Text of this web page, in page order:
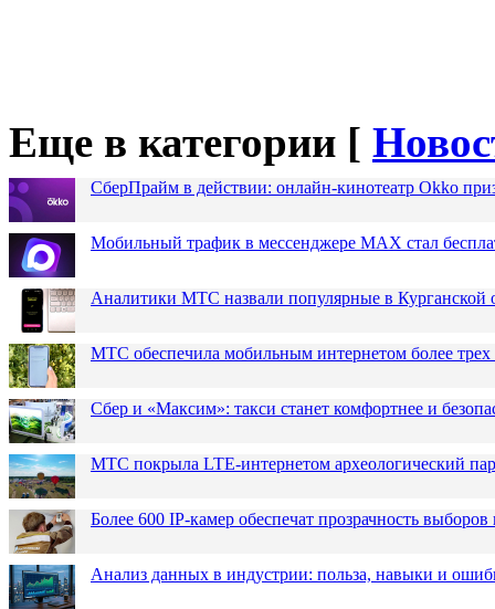
Еще в категории [
СберПрайм в действии: онлайн-кинотеатр Okko
Мобильный трафик в мессенджере MAX стал
Аналитики МТС назвали популярные в
МТС обеспечила мобильным интернетом более трех
Сбер и «Максим»: такси станет комфортнее и
МТС покрыла LTE-интернетом археологический
Более 600 IP-камер обеспечат прозрачность
Анализ данных в индустрии: польза, навыки и